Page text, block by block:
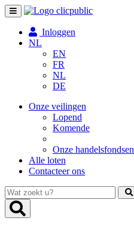
Toggle
navigation
Inloggen
NL
EN
FR
NL
DE
Onze veilingen
Lopend
Komende
Onze handelsfondsen
Alle loten
Contacteer ons
Wat
zoekt
u?